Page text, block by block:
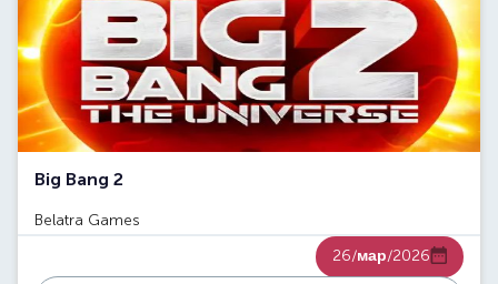
Big Bang 2
Belatra Games
26/мар/2026